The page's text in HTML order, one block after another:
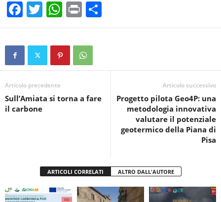
F
a
c
b
o
o
T
wi
tt
W
h
at
s
A
p
Pr
in
t
o
vi
Articolo precedente
Sull’Amiata si torna a fare
il carbone
Articolo successivo
Progetto pilota Geo4P: una
metodologia innovativa
valutare il potenziale
geotermico della Piana di
Pisa
ARTICOLI CORRELATI ALTRO DALL'AUTORE